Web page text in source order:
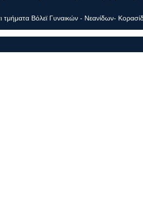
Βόλεϊ Γυναικών - Νεανίδων-